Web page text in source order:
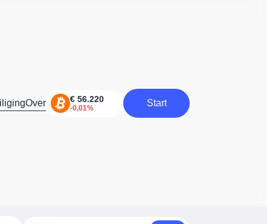
Over
Start
Start